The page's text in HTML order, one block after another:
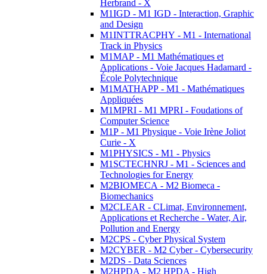
Herbrand - X
M1IGD - M1 IGD - Interaction, Graphic
and Design
M1INTTRACPHY - M1 - International
Track in Physics
M1MAP - M1 Mathématiques et
Applications - Voie Jacques Hadamard -
École Polytechnique
M1MATHAPP - M1 - Mathématiques
Appliquées
M1MPRI - M1 MPRI - Foudations of
Computer Science
M1P - M1 Physique - Voie Irène Joliot
Curie - X
M1PHYSICS - M1 - Physics
M1SCTECHNRJ - M1 - Sciences and
Technologies for Energy
M2BIOMECA - M2 Biomeca -
Biomechanics
M2CLEAR - CLimat, Environnement,
Applications et Recherche - Water, Air,
Pollution and Energy
M2CPS - Cyber Physical System
M2CYBER - M2 Cyber - Cybersecurity
M2DS - Data Sciences
M2HPDA - M2 HPDA - High